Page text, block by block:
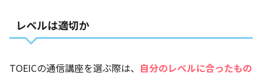
レベルは適切か
TOEICの通信講座を選ぶ際は、 自分のレベルに合ったもの